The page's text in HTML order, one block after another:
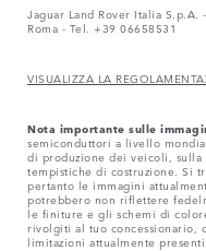
Jaguar Land Rover Italia S.p.A.
Roma - Tel. +39 06658531
VISUALIZZA LA
Nota importante sulle
semiconduttori a livello
di produzione dei veicoli,
tempistiche di costruzione. Si
pertanto le immagini
potrebbero non riflettere
le finiture e gli schemi di
rivolgiti al tuo concessionario,
limitazioni attualmente presenti.